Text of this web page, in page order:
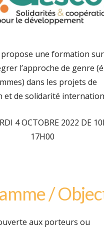
propose une formation
l’approche de genre
dans les projets de
et de solidarité
4 OCTOBRE 2022 DE
17H00
/
aux porteurs ou